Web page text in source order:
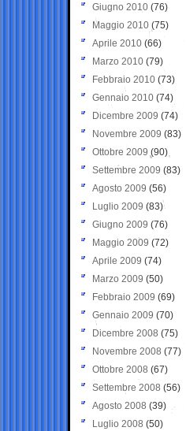
Giugno 2010 (76)
Maggio 2010 (75)
Aprile 2010 (66)
Marzo 2010 (79)
Febbraio 2010 (73)
Gennaio 2010 (74)
Dicembre 2009 (74)
Novembre 2009 (83)
Ottobre 2009 (90)
Settembre 2009 (83)
Agosto 2009 (56)
Luglio 2009 (83)
Giugno 2009 (76)
Maggio 2009 (72)
Aprile 2009 (74)
Marzo 2009 (50)
Febbraio 2009 (69)
Gennaio 2009 (70)
Dicembre 2008 (75)
Novembre 2008 (77)
Ottobre 2008 (67)
Settembre 2008 (56)
Agosto 2008 (39)
Luglio 2008 (50)